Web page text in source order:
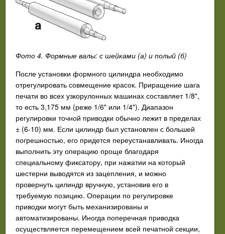
Фото 4. Формные валы: с шейками (а) и полый (б)
После установки формного цилиндра необходимо
отрегулировать совмещение красок. Приращение шага
печати во всех узкорулонных машинах составляет 1/8",
то есть 3,175 мм (реже 1/6" или 1/4"). Диапазон
регулировки точной приводки обычно лежит в пределах
± (6-10) мм. Если цилиндр был установлен с большей
погрешностью, его придется переустанавливать. Иногда
выполнить эту операцию проще благодаря
специальному фиксатору, при нажатии на который
шестерни выводятся из зацепления, и можно
провернуть цилиндр вручную, установив его в
требуемую позицию. Операции по регулировке
приводки могут быть механизированы и
автоматизированы. Иногда поперечная приводка
осуществляется перемещением всей печатной секции,